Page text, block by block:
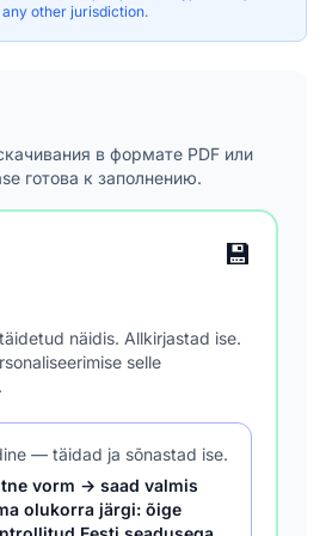
any other jurisdiction.
в формате PDF или
готова к заполнению.
💾
näidis. Allkirjastad ise.
selle
— täidad ja sõnastad ise.
vorm → saad valmis
olukorra järgi: õige